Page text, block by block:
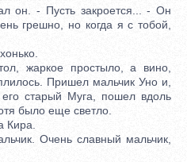
- Пусть закроется... - Он
грешно, но когда я с тобой,
жаркое простыло, а вино,
Пришел мальчик Уно и,
старый Муга, пошел вдоль
было еще светло.
Кира.
Очень славный мальчик,